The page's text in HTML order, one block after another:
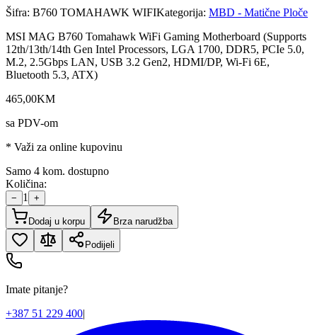
Šifra: B760 TOMAHAWK WIFIKategorija: MBD - Matične Ploče
MSI MAG B760 Tomahawk WiFi Gaming Motherboard (Supports
12th/13th/14th Gen Intel Processors, LGA 1700, DDR5, PCIe 5.0,
M.2, 2.5Gbps LAN, USB 3.2 Gen2, HDMI/DP, Wi-Fi 6E,
Bluetooth 5.3, ATX)
465,00KM
sa PDV-om
* Važi za online kupovinu
Samo 4 kom. dostupno
Količina:
− 1 +
Dodaj u korpu Brza narudžba
Podijeli
Imate pitanje?
+387 51 229 400|